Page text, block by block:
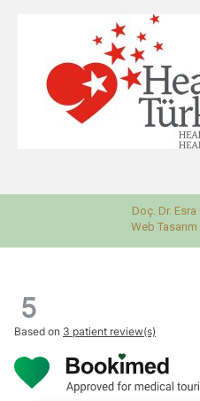
Doç. Dr. Esra
Web Tasarım
5
Based on 3 patient review(s)